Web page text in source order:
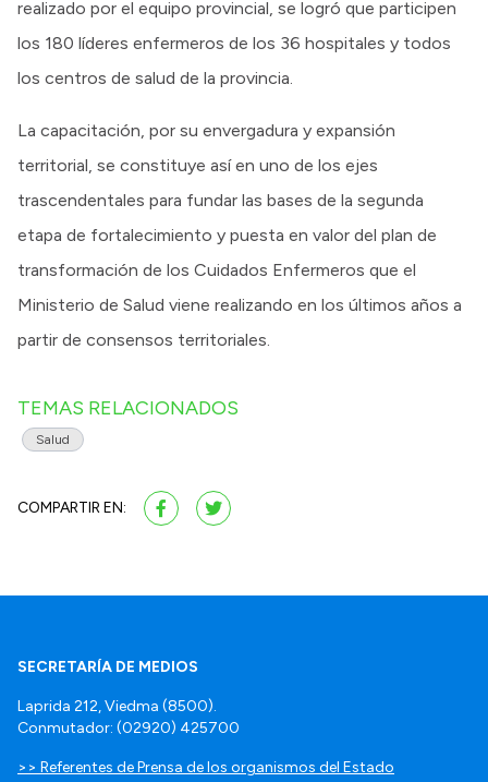
realizado por el equipo provincial, se logró que participen
los 180 líderes enfermeros de los 36 hospitales y todos
los centros de salud de la provincia.
La capacitación, por su envergadura y expansión
territorial, se constituye así en uno de los ejes
trascendentales para fundar las bases de la segunda
etapa de fortalecimiento y puesta en valor del plan de
transformación de los Cuidados Enfermeros que el
Ministerio de Salud viene realizando en los últimos años a
partir de consensos territoriales.
TEMAS RELACIONADOS
Salud
COMPARTIR EN:
SECRETARÍA DE MEDIOS
Laprida 212, Viedma (8500).
Conmutador: (02920) 425700
>> Referentes de Prensa de los organismos del Estado